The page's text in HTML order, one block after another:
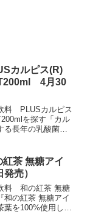
カルピス(R)
4月30
料 PLUSカルピス
を探す「カル
長年の乳酸菌研
康な人の免疫機
茶 無糖アイ
売）
料 和の紅茶 無糖
和の紅茶 無糖アイ
葉を100%使用し、